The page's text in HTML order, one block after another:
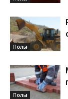
Полы
Полы